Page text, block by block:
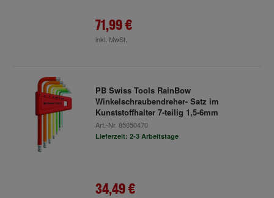
71,99 €
inkl. MwSt.
PB Swiss Tools RainBow
Winkelschraubendreher- Satz im
Kunststoffhalter 7-teilig 1,5-6mm
Art.-Nr. 85050470
Lieferzeit: 2-3 Arbeitstage
34,49 €